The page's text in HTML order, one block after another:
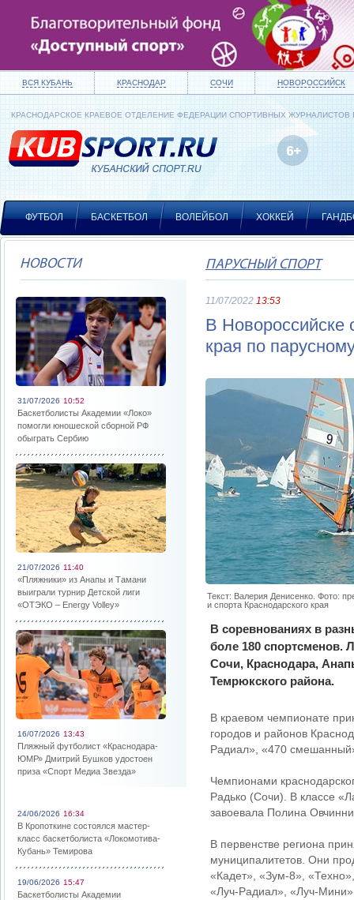
ВСЯ КУБАНЬ КРАСНОДАР СОЧИ НОВОРОССИЙСК
КРАСНОДАРСКОЕ КРАЕВОЕ ОТДЕЛЕНИЕ ФЕДЕРАЦИИ СПОРТИВНЫХ ЖУРНАЛИСТОВ
ФУТБОЛ БАСКЕТБОЛ ВОЛЕЙБОЛ ХОККЕЙ
НОВОСТИ
31/07/2026 10:52
Баскетболисты Академии «Локо»
помогли юношеской сборной РФ
обыграть Сербию
21/07/2026 11:40
«Пляжники» из Анапы и Тамани
выиграли турнир Детской лиги
«ОТЭКО – Energy Volley»
16/07/2026 13:43
Пляжный футболист «Краснодара-
ЮМР» Дмитрий Бушков удостоен
приза «Спорт Медиа Звезда»
24/06/2026 16:34
В Кропоткине состоялся мастер-
класс баскетболиста «Локомотива-
Кубань» Темирова
19/06/2026 15:47
Баскетболисты Академии
ПАРУСНЫЙ СПОРТ
11/07/2022 13:53
В Новороссийске
края по
Текст: Валерия Денисенко. Фото:
и спорта Краснодарского края
В соревнованиях в
боле 180 спортсменов.
Сочи, Краснодара,
Темрюкского района.
В краевом чемпионате
городов и районов
Радиал», «470
Чемпионами
Радько (Сочи). В классе
завоевала Полина
В первенстве региона
муниципалитетов. Они
«Кадет», «Зум-8»,
«Луч-Радиал», «Луч-